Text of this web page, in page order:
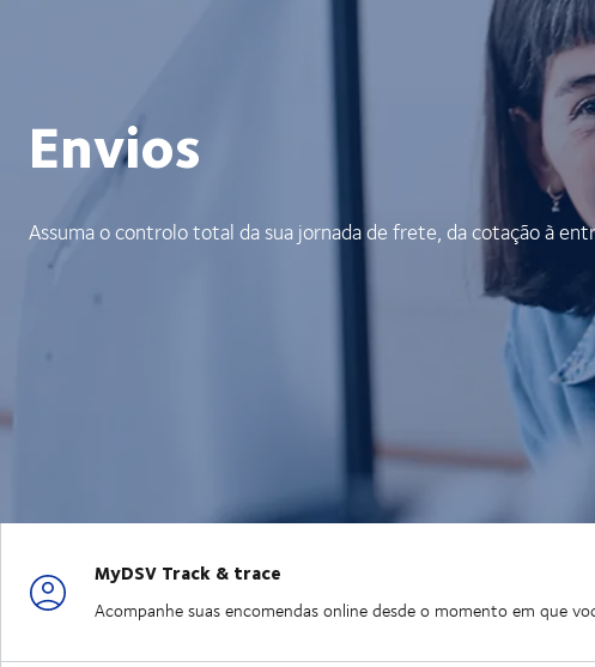
Envios
Assuma o controlo total da sua jornada de frete, da cotação à
MyDSV Track & trace
Acompanhe suas encomendas online desde o momento em que